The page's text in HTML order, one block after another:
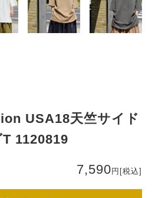
USA18天竺サイド
1120819
7,590 円 [税込]